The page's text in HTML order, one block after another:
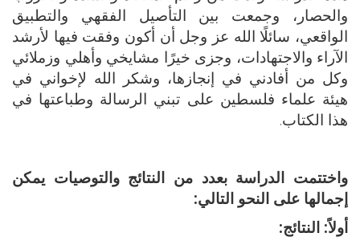
والحصار، وجمعت بين التأصيل الفقهي والتطبيق
الواقعي، سائلًا الله عز وجل أن أكون وفقت فيها لأرشد
الآراء والاجتهادات، وجزى خيرًا مشايخي وأهلي وزملائي
وكل من أفادني في إنجازها، وشكر الله لإخواني في
هيئة علماء فلسطين على تبني الرسالة وطباعتها في
هذا الكتاب.
واختتمت الدراسة بعدد من النتائج والتوصيات يمكن
إجمالها على النحو التالي:
أولاً: النتائج: